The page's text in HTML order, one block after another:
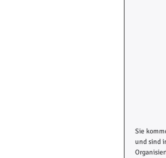
Sie
und sind